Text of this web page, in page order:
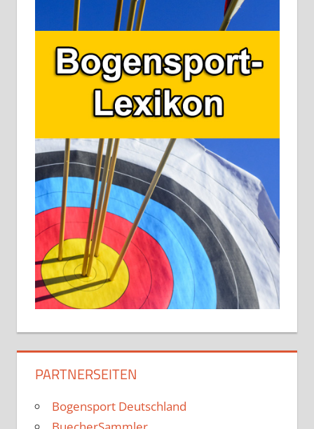
PARTNERSEITEN
Bogensport Deutschland